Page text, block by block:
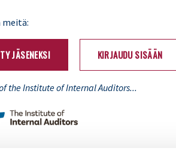
meitä:
(Twitter)
JÄSENEKSI KIRJAUDU SISÄÄN
the Institute of Internal Auditors...